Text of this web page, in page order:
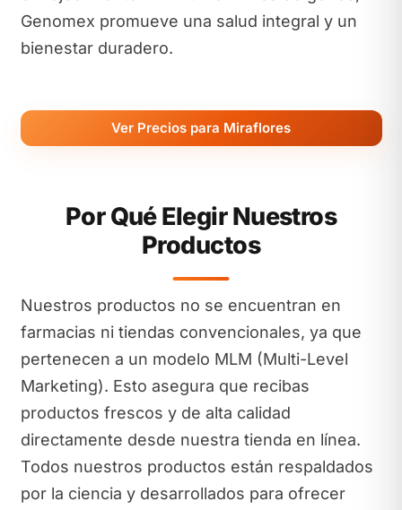
Genomex promueve una salud integral y un
bienestar duradero.
Ver Precios para Miraflores
Por Qué Elegir Nuestros
Productos
Nuestros productos no se encuentran en
farmacias ni tiendas convencionales, ya que
pertenecen a un modelo MLM (Multi-Level
Marketing). Esto asegura que recibas
productos frescos y de alta calidad
directamente desde nuestra tienda en línea.
Todos nuestros productos están respaldados
por la ciencia y desarrollados para ofrecer